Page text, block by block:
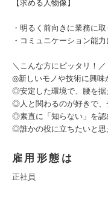
【求める人物像】
・明るく前向きに業務に
・コミュニケーション能
＼こんな方にピッタリ！／
◎新しいモノや技術に興味
◎安定した環境で、腰を据
◎人と関わるのが好きで、
◎素直に「知らない」を認
◎誰かの役に立ちたいと思
雇用形態は
正社員